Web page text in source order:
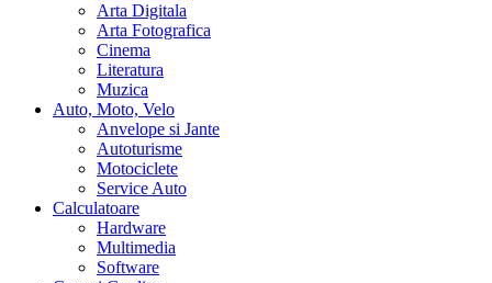
Arta Digitala
Arta Fotografica
Cinema
Literatura
Muzica
Auto, Moto, Velo
Anvelope si Jante
Autoturisme
Motociclete
Service Auto
Calculatoare
Hardware
Multimedia
Software